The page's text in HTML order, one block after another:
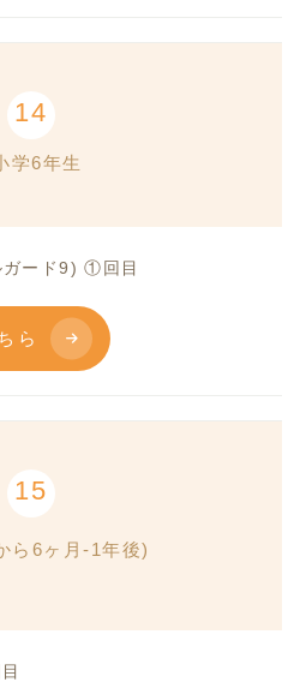
14
学6年生
ガード9) ①回目
ら
15
ら6ヶ月-1年後)